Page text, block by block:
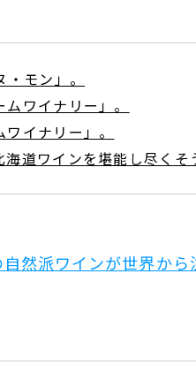
モン」。
ワイナリー」。
イナリー」。
道ワインを堪能し尽くそ
然派ワインが世界から